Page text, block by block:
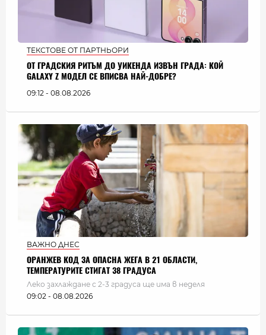
ТЕКСТОВЕ ОТ ПАРТНЬОРИ
ОТ ГРАДСКИЯ РИТЪМ ДО УИКЕНДА ИЗВЪН ГРАДА: КОЙ
GALAXY Z МОДЕЛ СЕ ВПИСВА НАЙ-ДОБРЕ?
09:12 - 08.08.2026
ВАЖНО ДНЕС
ОРАНЖЕВ КОД ЗА ОПАСНА ЖЕГА В 21 ОБЛАСТИ,
ТЕМПЕРАТУРИТЕ СТИГАТ 38 ГРАДУСА
Леко захлаждане с 2-3 градуса ще има в неделя
09:02 - 08.08.2026